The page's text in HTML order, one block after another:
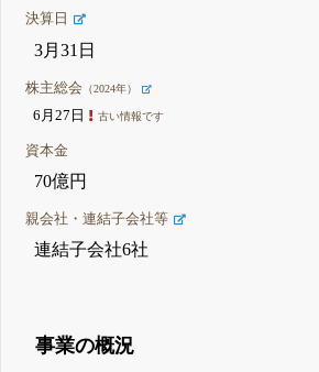
決算日
3月31日
株主総会 （2024年）
6月27日 古い情報です
資本金
70億円
親会社・連結子会社等
連結子会社6社
事業の概況